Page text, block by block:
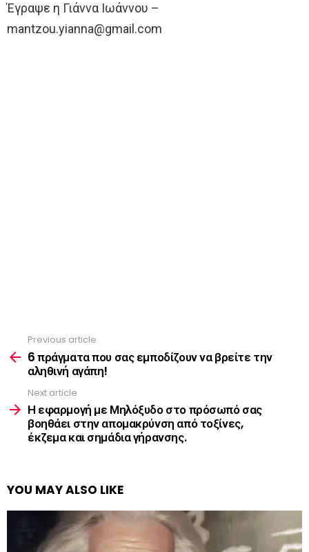
Έγραψε η Γιάννα Ιωάννου –
mantzou.yianna@gmail.com
more
Previous article
6 πράγματα που σας εμποδίζουν να βρείτε την
αληθινή αγάπη!
Next article
Η εφαρμογή με Μηλόξυδο στο πρόσωπό σας
βοηθάει στην απομακρύνση από τοξίνες,
έκζεμα και σημάδια γήρανσης.
YOU MAY ALSO LIKE